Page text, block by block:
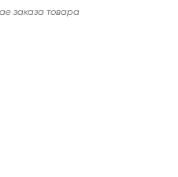
заказа товара